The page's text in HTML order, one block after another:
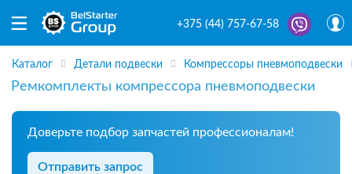
+375 (44) 757-67-58
Каталог Детали подвески Компрессоры пневмоподвески
Ремкомплекты компрессора пневмоподвески
Доверьте подбор запчастей профессионалам!
Отправить запрос